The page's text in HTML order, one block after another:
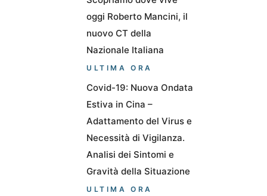
oggi Roberto Mancini, il
nuovo CT della
Nazionale Italiana
ULTIMA ORA
Covid-19: Nuova Ondata
Estiva in Cina –
Adattamento del Virus e
Necessità di Vigilanza.
Analisi dei Sintomi e
Gravità della Situazione
ULTIMA ORA